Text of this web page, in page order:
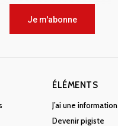
Je m'abonne
ÉLÉMENTS
J’ai une information
Devenir pigiste